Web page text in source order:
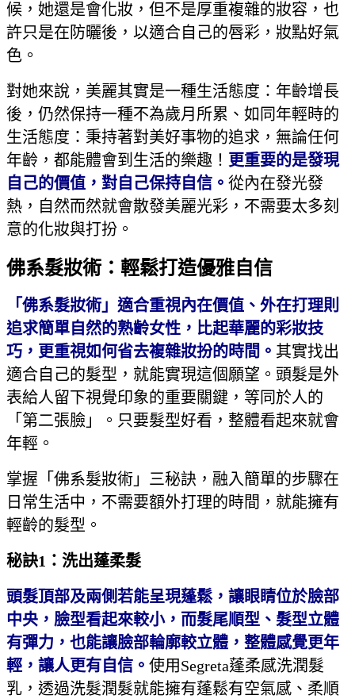
候，她還是會化妝，但不是厚重複雜的妝容，也
許只是在防曬後，以適合自己的唇彩，妝點好氣
色。
對她來說，美麗其實是一種生活態度：年齡增長
後，仍然保持一種不為歲月所累、如同年輕時的
生活態度：秉持著對美好事物的追求，無論任何
年齡，都能體會到生活的樂趣！ 更重要的是發現
自己的價值，對自己保持自信。 從內在發光發
熱，自然而然就會散發美麗光彩，不需要太多刻
意的化妝與打扮。
佛系髮妝術：輕鬆打造優雅自信
「佛系髮妝術」適合重視內在價值、外在打理則
追求簡單自然的熟齡女性，比起華麗的彩妝技
巧，更重視如何省去複雜妝扮的時間。 其實找出
適合自己的髮型，就能實現這個願望。頭髮是外
表給人留下視覺印象的重要關鍵，等同於人的
「第二張臉」。只要髮型好看，整體看起來就會
年輕。
掌握「佛系髮妝術」三秘訣，融入簡單的步驟在
日常生活中，不需要額外打理的時間，就能擁有
輕齡的髮型。
秘訣1：洗出蓬柔髮
頭髮頂部及兩側若能呈現蓬鬆，讓眼睛位於臉部
中央，臉型看起來較小，而髮尾順型、髮型立體
有彈力，也能讓臉部輪廓較立體，整體感覺更年
輕，讓人更有自信。 使用Segreta蓬柔感洗潤髮
乳，透過洗髮潤髮就能擁有蓬鬆有空氣感、柔順